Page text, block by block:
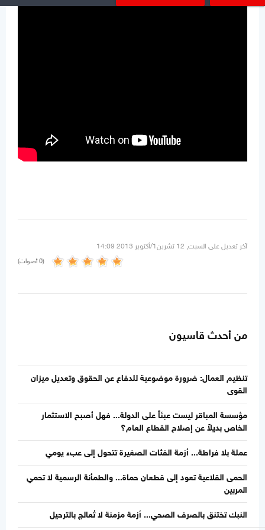
آخر تعديل على السبت, 12 تشرين1/أكتوير 2013 14:09
(0 أصوات)
من أحدث قاسيون
تنظيم العمال: ضرورة موضوعية للدفاع عن الحقوق وتعديل ميزان
القوى
مؤسسة المباقر ليست عبئاً على الدولة... فهل أصبح الاستثمار
الخاص بديلاً عن إصلاح القطاع العام؟
عملة بلا فراطة... أزمة الفئات الصغيرة تتحول إلى عبء يومي
الحمى القلاعية تعود إلى قطعان حماة... والطمأنة الرسمية لا تحمي
المربين
النبك تختنق بالصرف الصحي... أزمة مزمنة لا تُعالج بالترحيل